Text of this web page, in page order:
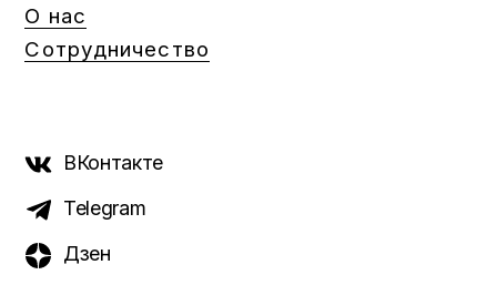
О нас
Сотрудничество
ВКонтакте
Telegram
Дзен